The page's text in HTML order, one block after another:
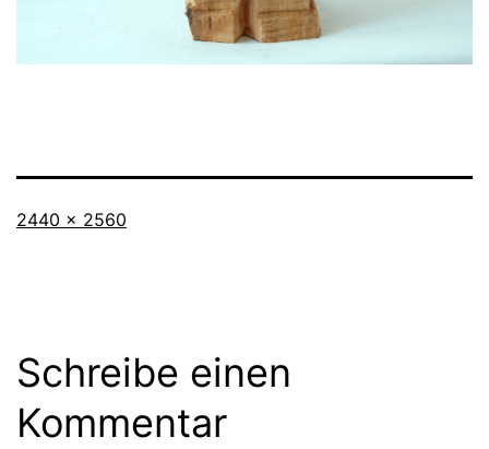
Vollständige
2440 × 2560
Schreibe einen
Kommentar